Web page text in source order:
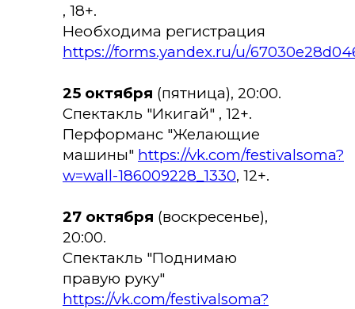
, 18+.
Необходима регистрация
https://forms.yandex.ru/u/
25 октября (пятница), 20:00.
Спектакль "Икигай" , 12+.
Перформанс "Желающие
машины" https://vk.com/festivalsoma?
w=wall-186009228_1330, 12+.
27 октября (воскресенье),
20:00.
Спектакль "Поднимаю
правую руку"
https://vk.com/festivalsoma?